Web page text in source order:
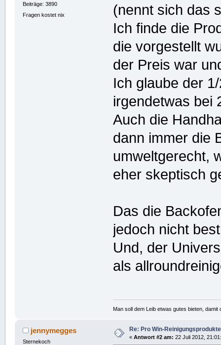
Beiträge: 3890
Fragen kostet nix
(nennt sich das
Ich finde die
die vorgestellt
der Preis war
Ich glaube der
irgendetwas bei
Auch die
dann immer die
umweltgerecht,
eher skeptisch
Das die
jedoch nicht
Und, der
als
Man soll dem Leib etwas gutes bieten,
jennymegges
Sternekoch
Re: Pro Win-Reinigungsprodukte
« Antwort #2 am: 22 Juli 2012,